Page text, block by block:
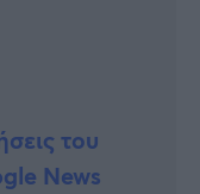
του
News